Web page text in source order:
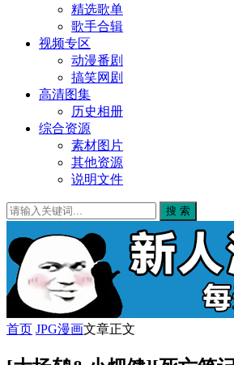
精选歌单
歌手合辑
视频专区
动漫番剧
搞笑网剧
高清图集
历史相册
综合资源
素材图片
其他资源
说明文件
搜 索
首页 JPG漫画文章正文